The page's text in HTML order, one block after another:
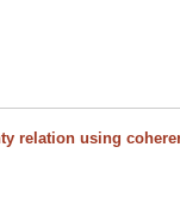
relation using